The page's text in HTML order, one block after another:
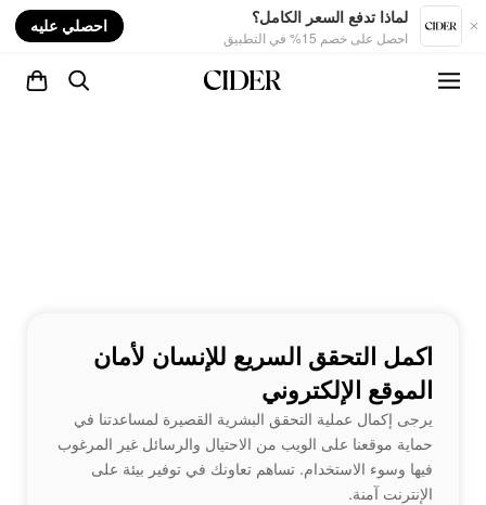
لماذا تدفع السعر الكامل؟
احصل على خصم 15% في التطبيق
احصلي عليه
اكمل التحقق السريع للإنسان لأمان
الموقع الإلكتروني
يرجى إكمال عملية التحقق البشرية القصيرة لمساعدتنا في
حماية موقعنا على الويب من الاحتيال والرسائل غير المرغوب
فيها وسوء الاستخدام. تساهم تعاونك في توفير بيئة على
الإنترنت آمنة.